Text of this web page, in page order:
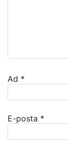
Ad *
E-posta *